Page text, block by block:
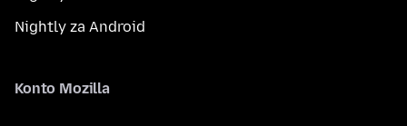
Nightly za Android
Konto Mozilla